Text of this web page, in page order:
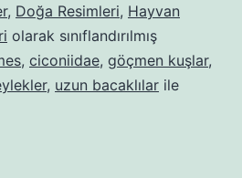
, Doğa Resimleri, Hayvan
olarak sınıflandırılmış
, ciconiidae, göçmen kuşlar,
, uzun bacaklılar ile